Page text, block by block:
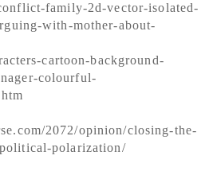
family-2d-vector-isolated-
with-mother-about-
cartoon-background-
colourful-
2072/opinion/closing-the-
polarization/